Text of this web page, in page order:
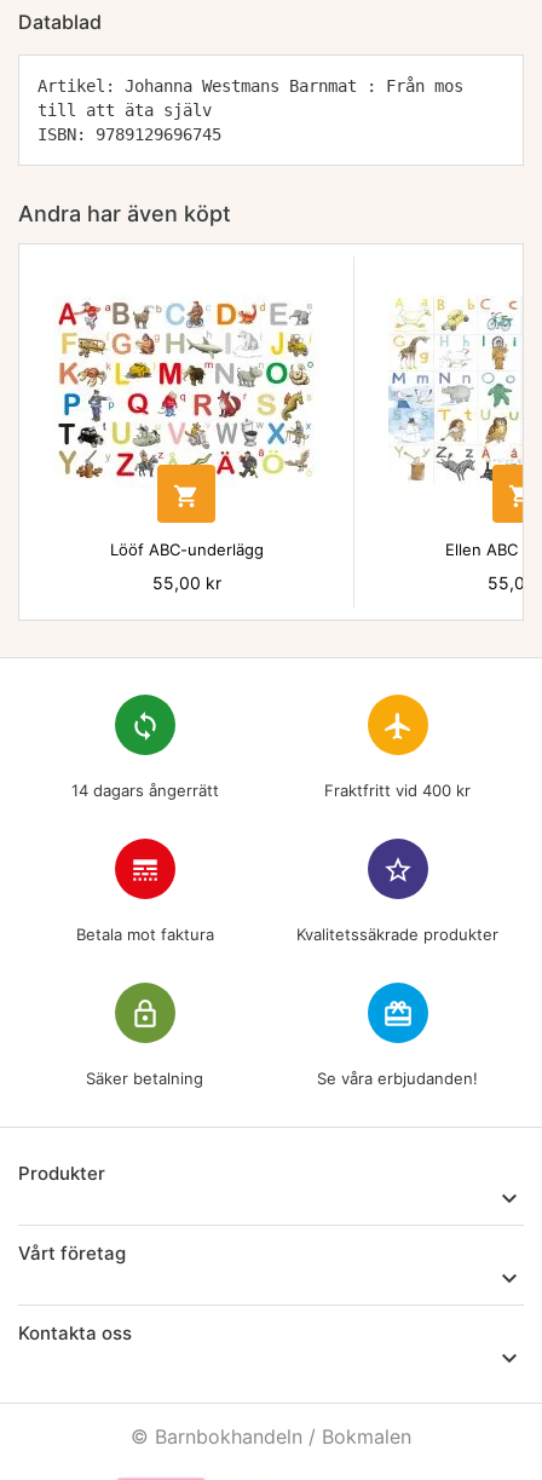
Datablad
Artikel: Johanna Westmans Barnmat : Från mos
till att äta själv
ISBN: 9789129696745
Andra har även köpt

Lööf ABC-underlägg
Pris
55,00 kr

Ellen ABC
Pris
55,00
loop
14 dagars ångerrätt
flight
Fraktfritt vid 400 kr
line_style
Betala mot faktura
star_border
Kvalitetssäkrade produkter
lock_outline
Säker betalning
redeem
Se våra erbjudanden!
Produkter

Vårt företag

Kontakta oss

© Barnbokhandeln / Bokmalen